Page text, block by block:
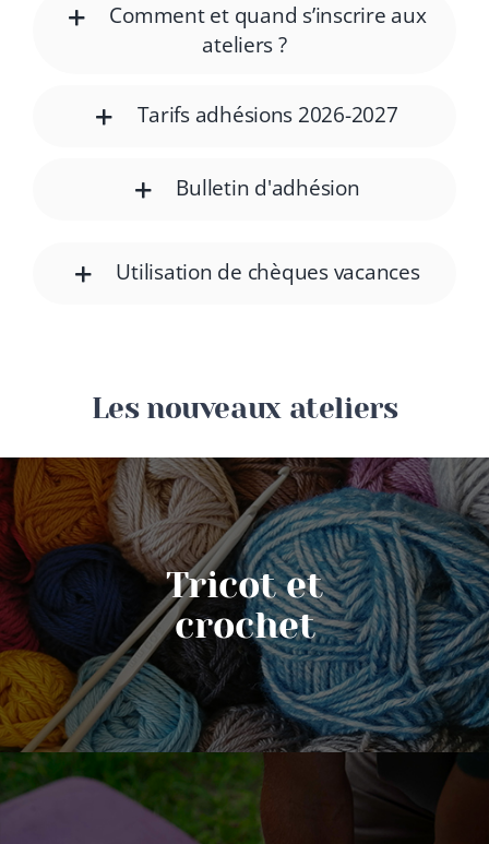
Comment et quand s’inscrire aux
ateliers ?
Tarifs adhésions 2026-2027
Bulletin d'adhésion
Utilisation de chèques vacances
Les nouveaux ateliers
Tricot et
crochet